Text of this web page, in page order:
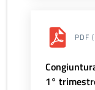
PDF
1°